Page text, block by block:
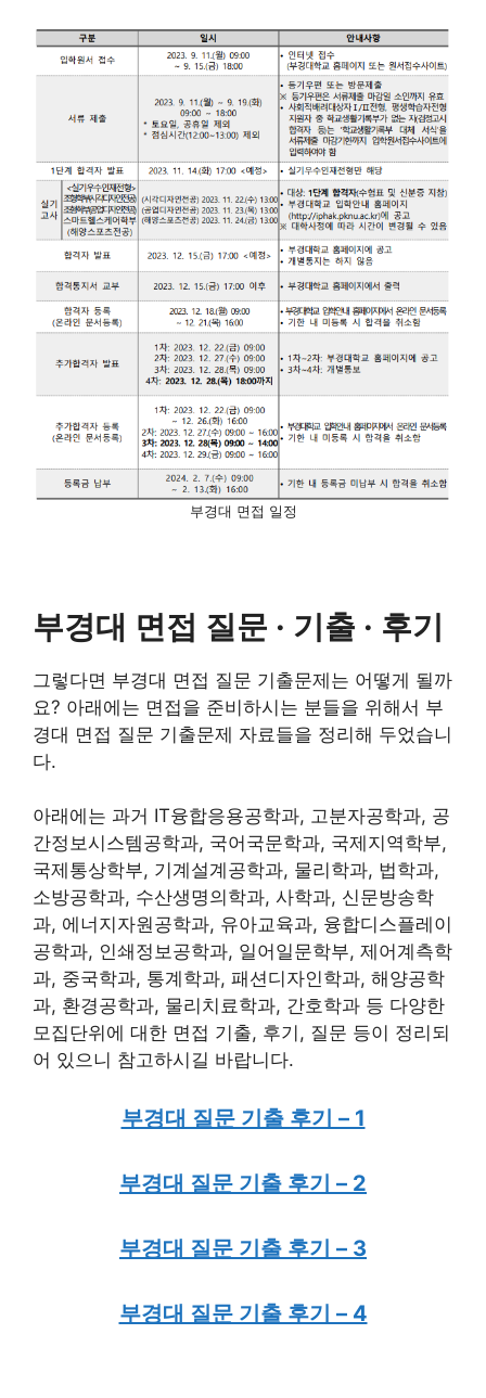
부경대 면접 일정
부경대 면접 질문 · 기출 · 후기
그렇다면 부경대 면접 질문 기출문제는 어떻게 될까
요? 아래에는 면접을 준비하시는 분들을 위해서 부
경대 면접 질문 기출문제 자료들을 정리해 두었습니
다.
아래에는 과거 IT융합응용공학과, 고분자공학과, 공
간정보시스템공학과, 국어국문학과, 국제지역학부,
국제통상학부, 기계설계공학과, 물리학과, 법학과,
소방공학과, 수산생명의학과, 사학과, 신문방송학
과, 에너지자원공학과, 유아교육과, 융합디스플레이
공학과, 인쇄정보공학과, 일어일문학부, 제어계측학
과, 중국학과, 통계학과, 패션디자인학과, 해양공학
과, 환경공학과, 물리치료학과, 간호학과 등 다양한
모집단위에 대한 면접 기출, 후기, 질문 등이 정리되
어 있으니 참고하시길 바랍니다.
부경대 질문 기출 후기 – 1
부경대 질문 기출 후기 – 2
부경대 질문 기출 후기 – 3
부경대 질문 기출 후기 – 4